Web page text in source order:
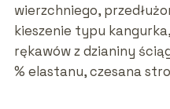
wierzchniego,
kieszenie typu
rękawów z dzianiny
% elastanu, czesana